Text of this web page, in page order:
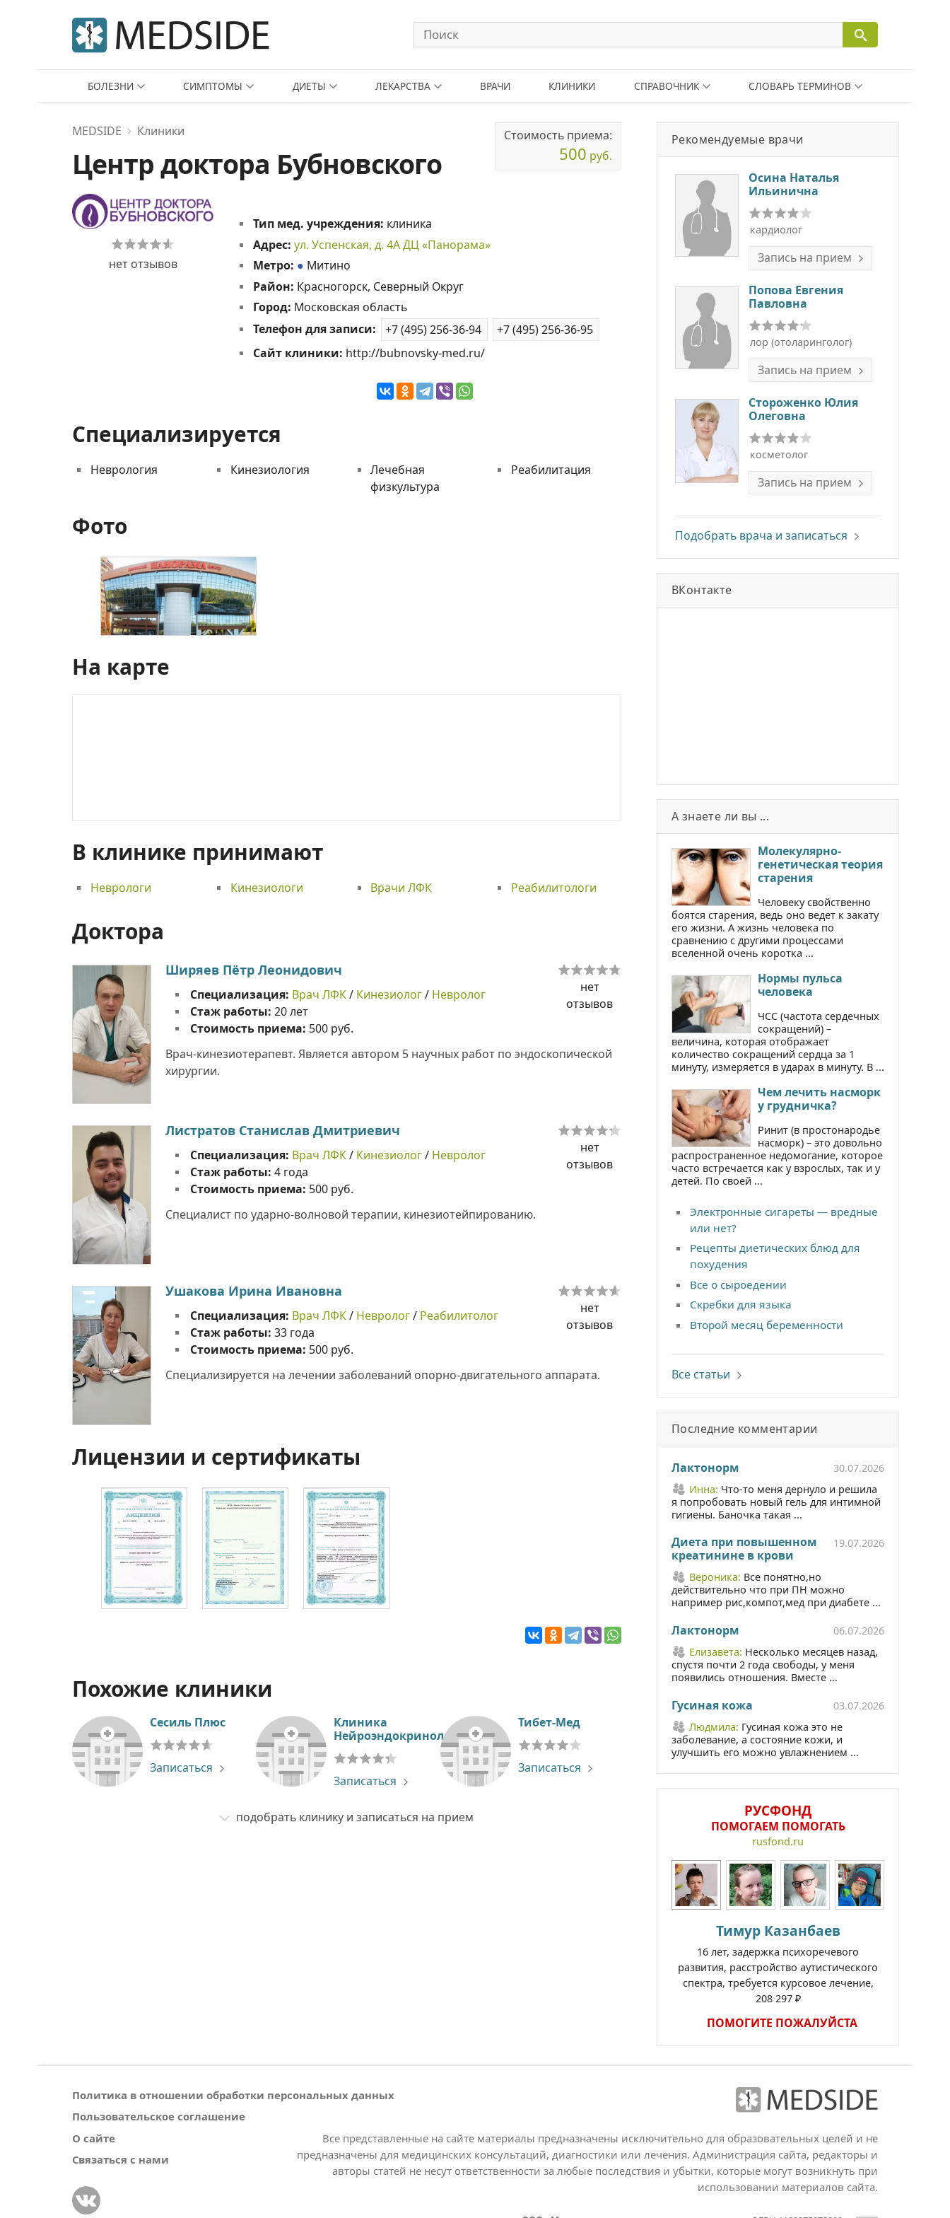
БОЛЕЗНИ СИМПТОМЫ ДИЕТЫ ЛЕКАРСТВА ВРАЧИ КЛИНИКИ СПРАВОЧНИК СЛОВАРЬ ТЕРМИНОВ
MEDSIDE Клиники
Центр доктора Бубновского
Стоимость приема:
500 руб.
нет отзывов
Тип мед. учреждения: клиника
Адрес: ул. Успенская, д. 4А ДЦ «Панорама»
Метро: ● Митино
Район: Красногорск, Северный Округ
Город: Московская область
Телефон для записи:
+7 (495) 256-36-94
+7 (495) 256-36-95
Сайт клиники: http://bubnovsky-med.ru/
Специализируется
Неврология Кинезиология
Лечебная
физкультура
Реабилитация
Фото
На карте
В клинике принимают
Неврологи Кинезиологи Врачи ЛФК Реабилитологи
Доктора
Ширяев Пётр Леонидович
нет
отзывов
Специализация: Врач ЛФК/ Кинезиолог/ Невролог
Стаж работы: 20 лет
Стоимость приема: 500 руб.
Врач-кинезиотерапевт. Является автором 5 научных работ по эндоскопической
хирургии.
Листратов Станислав Дмитриевич
нет
отзывов
Специализация: Врач ЛФК/ Кинезиолог/ Невролог
Стаж работы: 4 года
Стоимость приема: 500 руб.
Специалист по ударно-волновой терапии, кинезиотейпированию.
Ушакова Ирина Ивановна
нет
отзывов
Специализация: Врач ЛФК/ Невролог/ Реабилитолог
Стаж работы: 33 года
Стоимость приема: 500 руб.
Специализируется на лечении заболеваний опорно-двигательного аппарата.
Лицензии и сертификаты
Похожие клиники
Сесиль Плюс
Записаться
Клиника
Нейроэндокринологии
Записаться
Тибет-Мед
Записаться
подобрать клинику и записаться на прием
Рекомендуемые врачи
Осина Наталья
Ильинична
кардиолог
Запись на прием
Попова Евгения
Павловна
лор (отоларинголог)
Запись на прием
Стороженко Юлия
Олеговна
косметолог
Запись на прием
Подобрать врача и записаться
ВКонтакте
А знаете ли вы ...
Молекулярно-
генетическая теория
старения
Человеку свойственно
боятся старения, ведь оно ведет к закату
его жизни. А жизнь человека по
сравнению с другими процессами
вселенной очень коротка ...
Нормы пульса
человека
ЧСС (частота сердечных
сокращений) –
величина, которая отображает
количество сокращений сердца за 1
минуту, измеряется в ударах в минуту. В ...
Чем лечить насморк
у грудничка?
Ринит (в простонародье
насморк) – это довольно
распространенное недомогание, которое
часто встречается как у взрослых, так и у
детей. По своей ...
Электронные сигареты — вредные
или нет?
Рецепты диетических блюд для
похудения
Все о сыроедении
Cкребки для языка
Второй месяц беременности
Все статьи
Последние комментарии
Лактонорм
30.07.2026
Инна: Что-то меня дернуло и решила
я попробовать новый гель для интимной
гигиены. Баночка такая ...
Диета при повышенном
креатинине в крови
19.07.2026
Вероника: Все понятно,но
действительно что при ПН можно
например рис,компот,мед при диабете ...
Лактонорм
06.07.2026
Елизавета: Несколько месяцев назад,
спустя почти 2 года свободы, у меня
появились отношения. Вместе ...
Гусиная кожа
03.07.2026
Людмила: Гусиная кожа это не
заболевание, а состояние кожи, и
улучшить его можно увлажнением ...
РУСФОНД
ПОМОГАЕМ ПОМОГАТЬ
rusfond.ru
Тимур Казанбаев
16 лет, задержка психоречевого
развития, расстройство аутистического
спектра, требуется курсовое лечение,
208 297 ₽
ПОМОГИТЕ ПОЖАЛУЙСТА
Политика в отношении обработки персональных данных
Пользовательское соглашение
О сайте
Связаться с нами
Все представленные на сайте материалы предназначены исключительно для образовательных целей и не
предназначены для медицинских консультаций, диагностики или лечения. Администрация сайта, редакторы и
авторы статей не несут ответственности за любые последствия и убытки, которые могут возникнуть при
использовании материалов сайта.